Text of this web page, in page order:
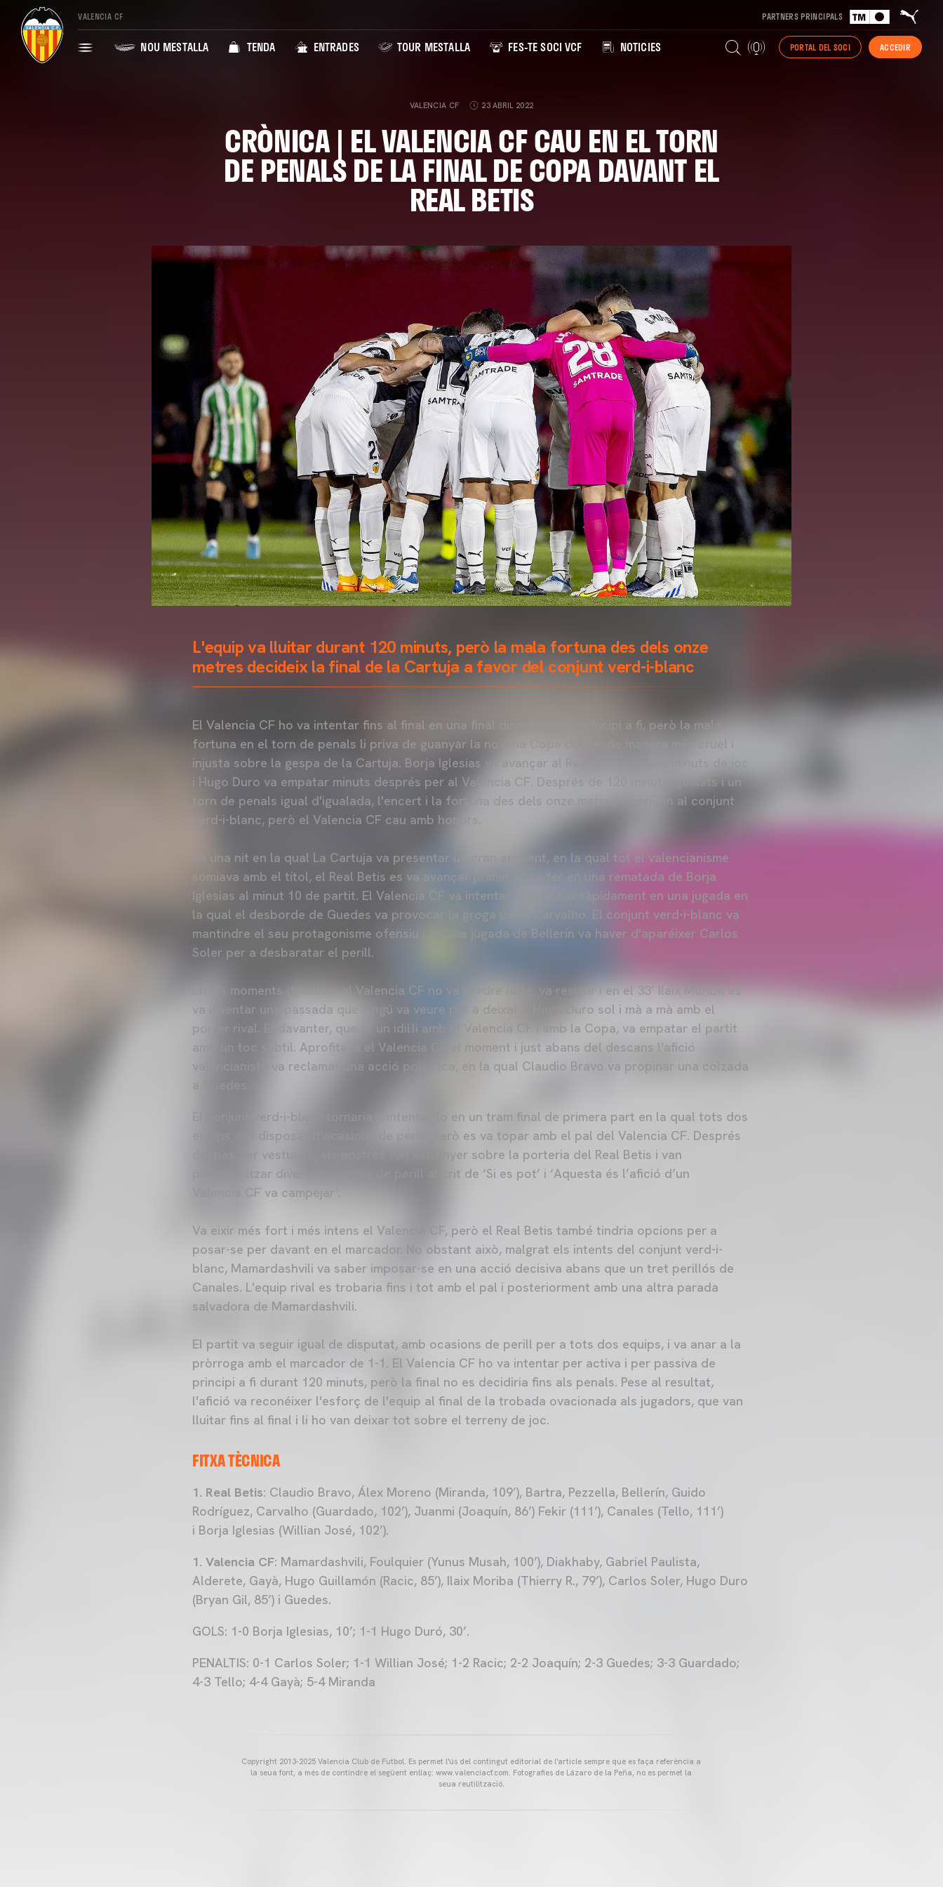
VALENCIA CF PARTNERS PRINCIPALS
NOU MESTALLA TENDA ENTRADES TOUR MESTALLA FES-TE SOCI VCF NOTICIES PORTAL DEL SOCI ACCEDIR
VALENCIA CF 23 ABRIL 2022
CRÒNICA | EL VALENCIA CF CAU EN EL TORN
DE PENALS DE LA FINAL DE COPA DAVANT EL
REAL BETIS
L'equip va lluitar durant 120 minuts, però la mala fortuna des dels onze
metres decideix la final de la Cartuja a favor del conjunt verd-i-blanc
El Valencia CF ho va intentar fins al final en una final disputada de principi a fi, però la mala
fortuna en el torn de penals li priva de guanyar la novena Copa del Rei de manera més cruel i
injusta sobre la gespa de la Cartuja. Borja Iglesias va avançar al Real Betis als deu minuts de joc
i Hugo Duro va empatar minuts després per al Valencia CF. Després de 120 minuts igualats i un
torn de penals igual d'igualada, l'encert i la fortuna des dels onze metres somriuen al conjunt
verd-i-blanc, però el Valencia CF cau amb honors.
En una nit en la qual La Cartuja va presentar un gran ambient, en la qual tot el valencianisme
somiava amb el títol, el Real Betis es va avançar primer. El va fer en una rematada de Borja
Iglesias al minut 10 de partit. El Valencia CF va intentar reaccionar ràpidament en una jugada en
la qual el desborde de Guedes va provocar la groga per a Carvalho. El conjunt verd-i-blanc va
mantindre el seu protagonisme ofensiu i en una jugada de Bellerín va haver d'aparéixer Carlos
Soler per a desbaratar el perill.
En els moments dificultat el Valencia CF no va perdre la fe, va resistir i en el 33’ Ilaix Moriba es
va inventar una passada que ningú va veure per a deixar a Hugo Duro sol i mà a mà amb el
porter rival. El davanter, que té un idil·li amb el Valencia CF i amb la Copa, va empatar el partit
amb un toc subtil. Aprofitava el Valencia CF el moment i just abans del descans l'afició
valencianista va reclamar una acció polèmica, en la qual Claudio Bravo va propinar una colzada
El conjunt verd-i-blanc tornaria a intentar-lo en un tram final de primera part en la qual tots dos
equips van disposar d'ocasions de perill, però es va topar amb el pal del Valencia CF. Després
del pas per vestuaris, els nostres van estrényer sobre la porteria del Real Betis i van
protagonitzar diverses accions de perill al crit de ‘Si es pot’ i ‘Aquesta és l’afició d’un
Valencia CF va campejar’.
Va eixir més fort i més intens el Valencia CF, però el Real Betis també tindria opcions per a
posar-se per davant en el marcador. No obstant això, malgrat els intents del conjunt verd-i-
blanc, Mamardashvili va saber imposar-se en una acció decisiva abans que un tret perillós de
Canales. L'equip rival es trobaria fins i tot amb el pal i posteriorment amb una altra parada
salvadora de Mamardashvili.
El partit va seguir igual de disputat, amb ocasions de perill per a tots dos equips, i va anar a la
pròrroga amb el marcador de 1-1. El Valencia CF ho va intentar per activa i per passiva de
principi a fi durant 120 minuts, però la final no es decidiria fins als penals. Pese al resultat,
l'afició va reconéixer l'esforç de l'equip al final de la trobada ovacionada als jugadors, que van
lluitar fins al final i li ho van deixar tot sobre el terreny de joc.
FITXA TÈCNICA
1. Real Betis: Claudio Bravo, Álex Moreno (Miranda, 109’), Bartra, Pezzella, Bellerín, Guido
Rodríguez, Carvalho (Guardado, 102’), Juanmi (Joaquín, 86’) Fekir (111’), Canales (Tello, 111’)
i Borja Iglesias (Willian José, 102’).
1. Valencia CF: Mamardashvili, Foulquier (Yunus Musah, 100’), Diakhaby, Gabriel Paulista,
Alderete, Gayà, Hugo Guillamón (Racic, 85’), Ilaix Moriba (Thierry R., 79’), Carlos Soler, Hugo Duro
(Bryan Gil, 85’) i Guedes.
GOLS: 1-0 Borja Iglesias, 10’; 1-1 Hugo Duró, 30’.
PENALTIS: 0-1 Carlos Soler; 1-1 Willian José; 1-2 Racic; 2-2 Joaquín; 2-3 Guedes; 3-3 Guardado;
4-3 Tello; 4-4 Gayà; 5-4 Miranda
Copyright 2013-2025 Valencia Club de Futbol. Es permet l'ús del contingut editorial de l'article sempre que es faça referència a
la seua font, a més de contindre el següent enllaç: www.valenciacf.com. Fotografies de Lázaro de la Peña, no es permet la
seua reutilització.